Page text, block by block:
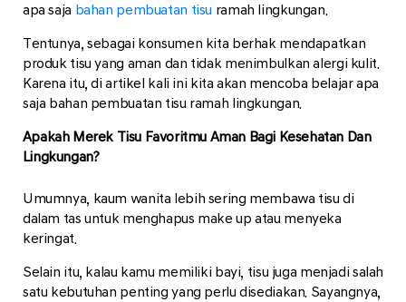
apa saja bahan pembuatan tisu ramah lingkungan.
Tentunya, sebagai konsumen kita berhak mendapatkan
produk tisu yang aman dan tidak menimbulkan alergi kulit.
Karena itu, di artikel kali ini kita akan mencoba belajar apa
saja bahan pembuatan tisu ramah lingkungan.
Apakah Merek Tisu Favoritmu Aman Bagi Kesehatan Dan
Lingkungan?
Umumnya, kaum wanita lebih sering membawa tisu di
dalam tas untuk menghapus make up atau menyeka
keringat.
Selain itu, kalau kamu memiliki bayi, tisu juga menjadi salah
satu kebutuhan penting yang perlu disediakan. Sayangnya,